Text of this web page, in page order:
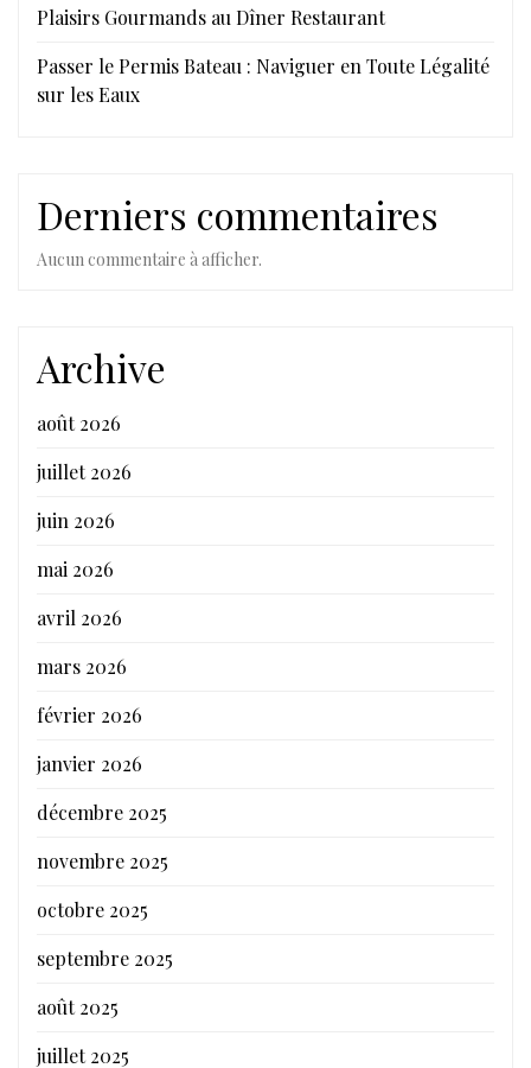
Plaisirs Gourmands au Dîner Restaurant
Passer le Permis Bateau : Naviguer en Toute Légalité
sur les Eaux
Derniers commentaires
Aucun commentaire à afficher.
Archive
août 2026
juillet 2026
juin 2026
mai 2026
avril 2026
mars 2026
février 2026
janvier 2026
décembre 2025
novembre 2025
octobre 2025
septembre 2025
août 2025
juillet 2025